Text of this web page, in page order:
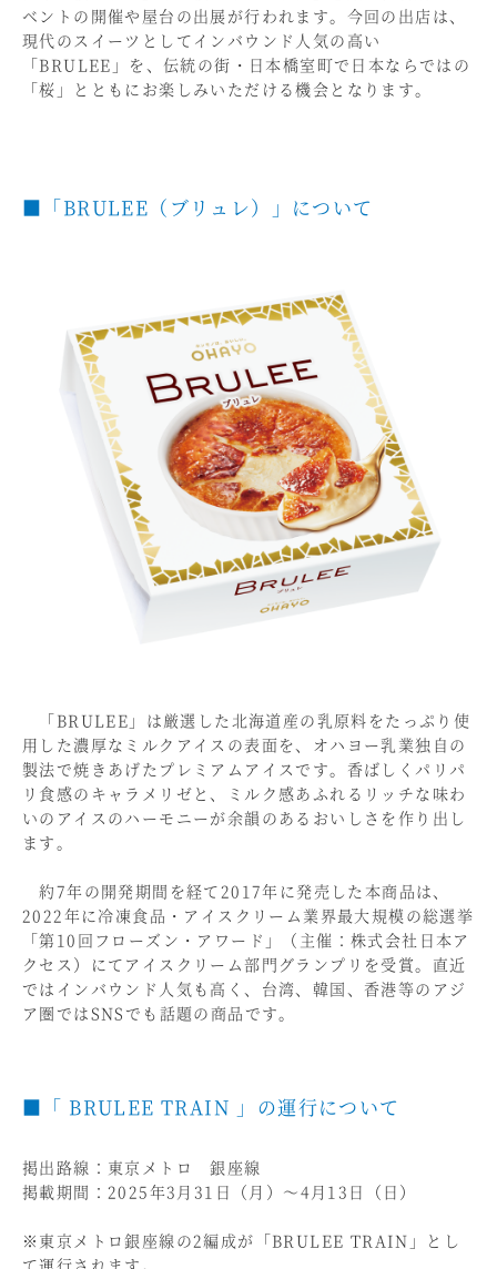
ベントの開催や屋台の出展が行われます。今回の出店は、
現代のスイーツとしてインバウンド人気の高い
「BRULEE」を、伝統の街・日本橋室町で日本ならではの
「桜」とともにお楽しみいただける機会となります。
■「BRULEE（ブリュレ）」について
「BRULEE」は厳選した北海道産の乳原料をたっぷり使
用した濃厚なミルクアイスの表面を、オハヨー乳業独自の
製法で焼きあげたプレミアムアイスです。香ばしくパリパ
リ食感のキャラメリゼと、ミルク感あふれるリッチな味わ
いのアイスのハーモニーが余韻のあるおいしさを作り出し
ます。
約7年の開発期間を経て2017年に発売した本商品は、
2022年に冷凍食品・アイスクリーム業界最大規模の総選挙
「第10回フローズン・アワード」（主催：株式会社日本ア
クセス）にてアイスクリーム部門グランプリを受賞。直近
ではインバウンド人気も高く、台湾、韓国、香港等のアジ
ア圏ではSNSでも話題の商品です。
■「 BRULEE TRAIN 」の運行について
掲出路線：東京メトロ 銀座線
掲載期間：2025年3月31日（月）～4月13日（日）
※東京メトロ銀座線の2編成が「BRULEE TRAIN」とし